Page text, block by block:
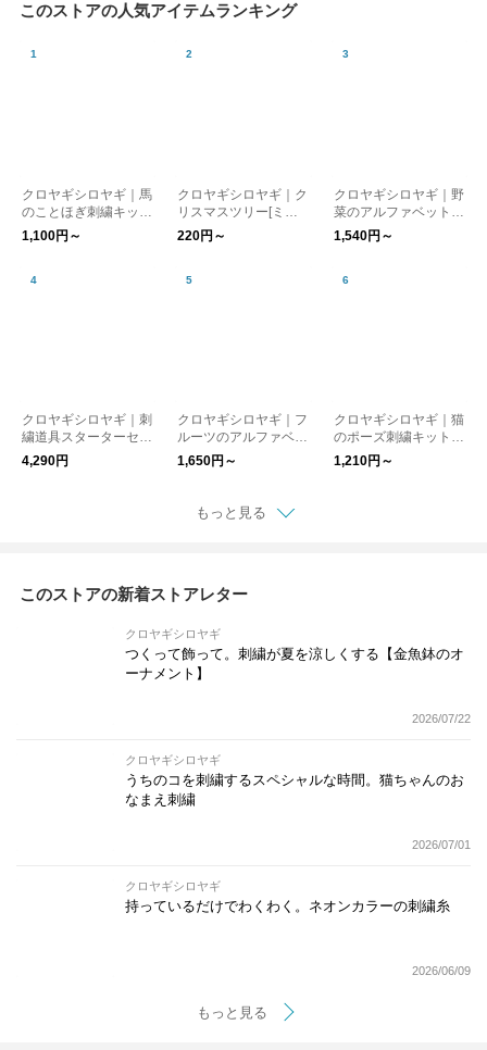
このストアの人気アイテムランキング
クロヤギシロヤギ｜馬
のことほぎ刺繍キット
(祈、守) [午年/お正月/
結婚式/おひなまつり/
1,100円～
クロヤギシロヤギ｜ク
リスマスツリー[ミシ
ン刺繍入りカットクロ
220円～
クロヤギシロヤギ｜野
菜のアルファベットの
刺繍キット[初心者向
け/図案付/入園入学/通
1,540円～
クロヤギシロヤギ｜刺
繍道具スターターセッ
ト[刺繍道具/手芸道具/
入園入学/通園］オリ
4,290円
クロヤギシロヤギ｜フ
ルーツのアルファベッ
トの刺繍キット[初心
者でも楽しい/図案付/
1,650円～
クロヤギシロヤギ｜猫
のポーズ刺繍キット
[初心者向け/図案付/入
園入学/通園］
1,210円～
もっと見る
このストアの新着ストアレター
クロヤギシロヤギ
つくって飾って。刺繍が夏を涼しくする【金魚鉢のオ
ーナメント】
2026/07/22
クロヤギシロヤギ
うちのコを刺繍するスペシャルな時間。猫ちゃんのお
なまえ刺繍
2026/07/01
クロヤギシロヤギ
持っているだけでわくわく。ネオンカラーの刺繍糸
2026/06/09
もっと見る